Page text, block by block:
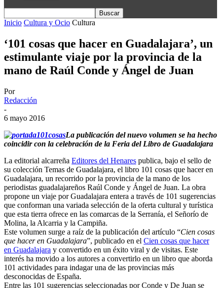
Inicio Cultura y Ocio Cultura
‘101 cosas que hacer en Guadalajara’, un
estimulante viaje por la provincia de la
mano de Raúl Conde y Ángel de Juan
Por
Redacción
-
6 mayo 2016
La publicación del nuevo volumen se ha hecho
coincidir con la celebración de la Feria del Libro de Guadalajara
La editorial alcarreña Editores del Henares publica, bajo el sello de
su colección Temas de Guadalajara, el libro 101 cosas que hacer en
Guadalajara, un recorrido por la provincia de la mano de los
periodistas guadalajareños Raúl Conde y Ángel de Juan. La obra
propone un viaje por Guadalajara entera a través de 101 sugerencias
que conforman una variada selección de la oferta cultural y turística
que esta tierra ofrece en las comarcas de la Serranía, el Señorío de
Molina, la Alcarria y la Campiña.
Este volumen surge a raíz de la publicación del artículo “Cien cosas
que hacer en Guadalajara”, publicado en el Cien cosas que hacer
en Guadalajara y convertido en un éxito viral y de visitas. Este
interés ha movido a los autores a convertirlo en un libro que aborda
101 actividades para indagar una de las provincias más
desconocidas de España.
Entre las 101 sugerencias seleccionadas por Conde y De Juan se